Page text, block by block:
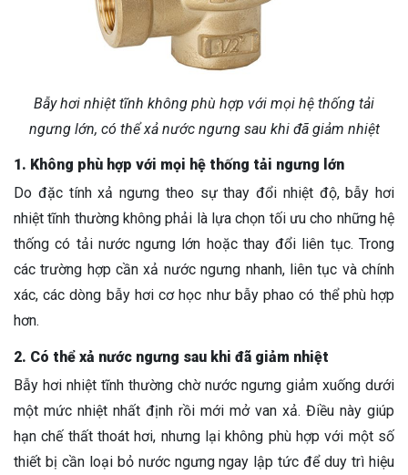
Bẫy hơi nhiệt tĩnh không phù hợp với mọi hệ thống tải
ngưng lớn, có thể xả nước ngưng sau khi đã giảm nhiệt
1. Không phù hợp với mọi hệ thống tải ngưng lớn
Do đặc tính xả ngưng theo sự thay đổi nhiệt độ, bẫy hơi
nhiệt tĩnh thường không phải là lựa chọn tối ưu cho những hệ
thống có tải nước ngưng lớn hoặc thay đổi liên tục. Trong
các trường hợp cần xả nước ngưng nhanh, liên tục và chính
xác, các dòng bẫy hơi cơ học như bẫy phao có thể phù hợp
hơn.
2. Có thể xả nước ngưng sau khi đã giảm nhiệt
Bẫy hơi nhiệt tĩnh thường chờ nước ngưng giảm xuống dưới
một mức nhiệt nhất định rồi mới mở van xả. Điều này giúp
hạn chế thất thoát hơi, nhưng lại không phù hợp với một số
thiết bị cần loại bỏ nước ngưng ngay lập tức để duy trì hiệu